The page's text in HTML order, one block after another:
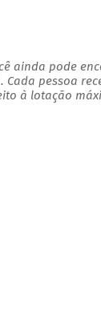
ainda pode
Cada pessoa
à lotação